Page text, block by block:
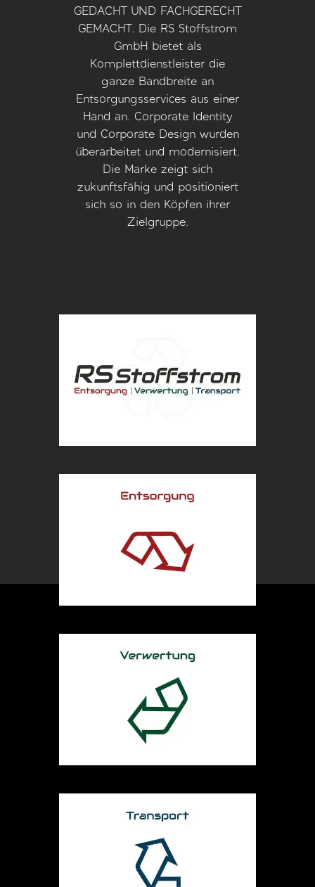
GEDACHT UND FACHGERECHT
GEMACHT. Die RS Stoffstrom
GmbH bietet als
Komplettdienstleister die
ganze Bandbreite an
Entsorgungsservices aus einer
Hand an. Corporate Identity
und Corporate Design wurden
überarbeitet und modernisiert.
Die Marke zeigt sich
zukunftsfähig und positioniert
sich so in den Köpfen ihrer
Zielgruppe.